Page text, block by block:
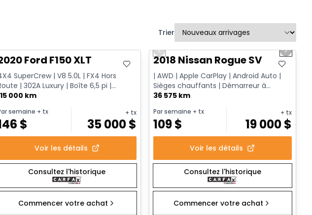
Trier
Ford F150 XLT
SuperCrew | V8 5.0L | FX4 Hors
| 302A Luxury | Boîte 6,5 pi |
000 km
semaine + tx
$
+ tx
35 000$
Voir les détails
Consultez l'historique
Commencer votre achat
Très bonne offre
Previous slide Next
2018 Nissan Rogue SV
| AWD | Apple CarPlay | Android Auto |
Sièges chauffants | Démarreur à
distance
36 575 km
Par semaine + tx
109$
+ tx
19 000$
Voir les détails
Consultez l'historique
Commencer votre achat